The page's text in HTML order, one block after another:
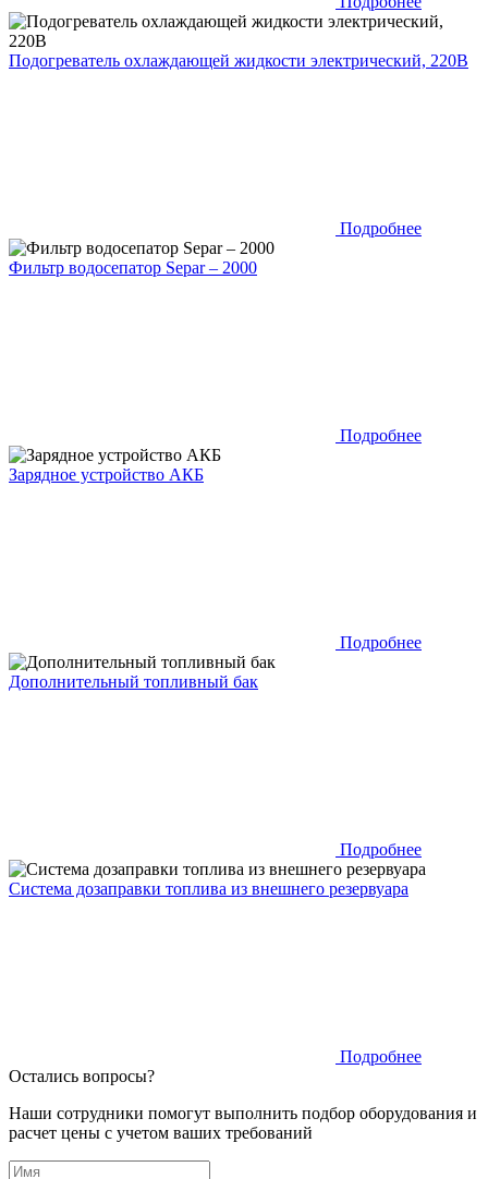
Подогреватель охлаждающей жидкости электрический, 220В
Подробнее
Фильтр водосепатор Separ – 2000
Подробнее
Зарядное устройство АКБ
Подробнее
Дополнительный топливный бак
Подробнее
Система дозаправки топлива из внешнего резервуара
Подробнее
Остались вопросы?
Наши сотрудники помогут выполнить подбор оборудования и
расчет цены с учетом ваших требований